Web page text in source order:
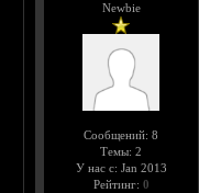
Newbie
Сообщений: 8
Темы: 2
У нас с: Jan 2013
Рейтинг: 0